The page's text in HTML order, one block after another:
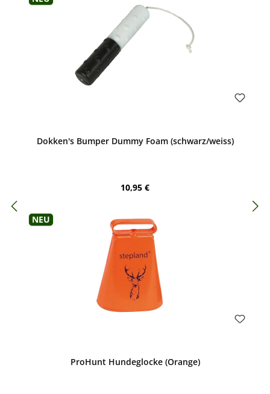
Dokken's Bumper Dummy Foam (schwarz/weiss)
Regulärer Preis:
10,95 €
Neu
ProHunt Hundeglocke (Orange)